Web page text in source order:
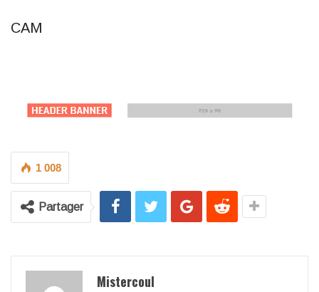
CAM
1 008
Partager
Mistercoul